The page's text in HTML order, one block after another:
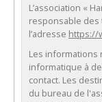
L’association «
responsable des
l’adresse https://
Les informations
informatique à
contact. Les
du bureau de